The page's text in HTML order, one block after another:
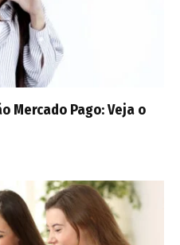
Mercado Pago: Veja o